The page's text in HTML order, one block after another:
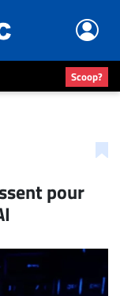
Scoop?
pour